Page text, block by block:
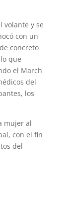
volante y se
con un
concreto
que
el March
del
los
mujer al
con el fin
del